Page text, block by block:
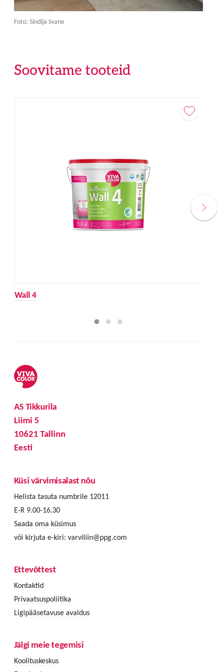
Foto: Sindija Svane
Soovitame tooteid
Wall 4
AS Tikkurila
Liimi 5
10621 Tallinn
Eesti
Küsi värvimisalast nõu
Helista tasuta numbrile 12011
E-R 9.00-16.30
Saada oma küsimus
või kirjuta e-kiri: varviliin@ppg.com
Ettevõttest
Kontaktid
Privaatsuspoliitika
Ligipääsetavuse avaldus
Jälgi meie tegemisi
Koolituskeskus